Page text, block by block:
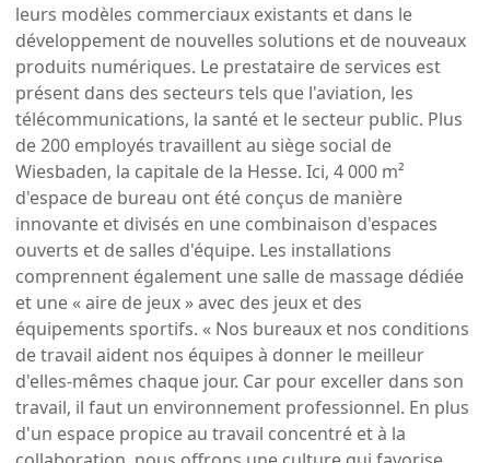
leurs modèles commerciaux existants et dans le
développement de nouvelles solutions et de nouveaux
produits numériques. Le prestataire de services est
présent dans des secteurs tels que l'aviation, les
télécommunications, la santé et le secteur public. Plus
de 200 employés travaillent au siège social de
Wiesbaden, la capitale de la Hesse. Ici, 4 000 m²
d'espace de bureau ont été conçus de manière
innovante et divisés en une combinaison d'espaces
ouverts et de salles d'équipe. Les installations
comprennent également une salle de massage dédiée
et une « aire de jeux » avec des jeux et des
équipements sportifs. « Nos bureaux et nos conditions
de travail aident nos équipes à donner le meilleur
d'elles-mêmes chaque jour. Car pour exceller dans son
travail, il faut un environnement professionnel. En plus
d'un espace propice au travail concentré et à la